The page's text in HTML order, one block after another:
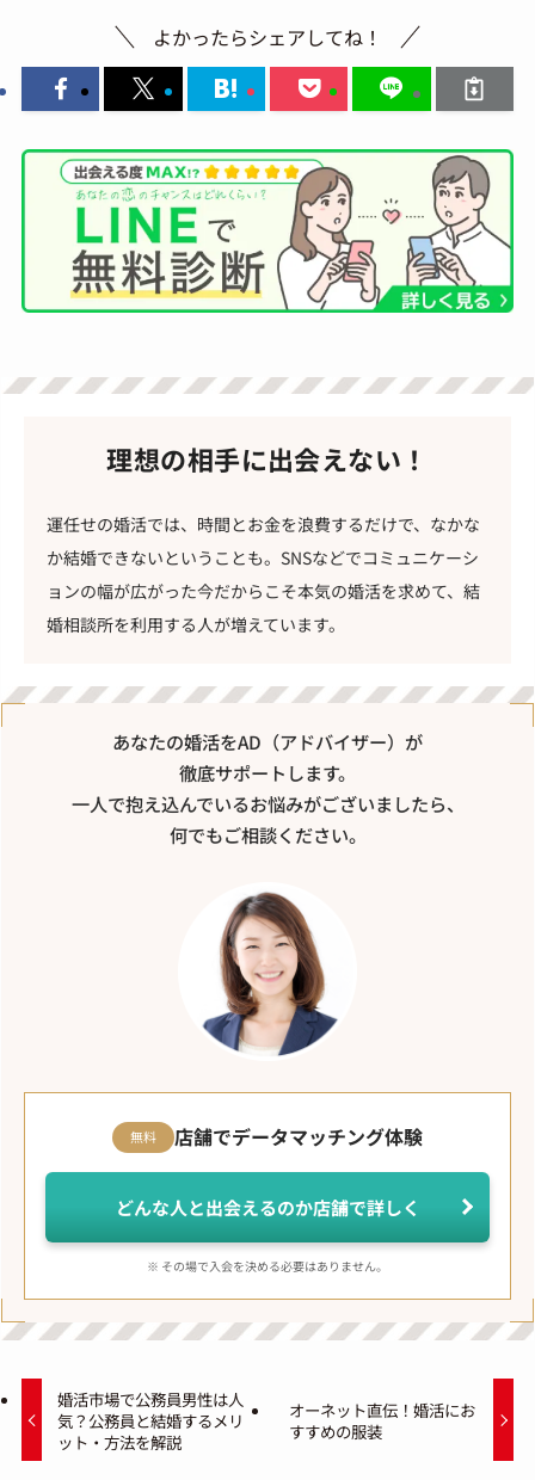
よかったらシェアしてね！
理想の相手に出会えない！
運任せの婚活では、時間とお金を浪費するだけで、なかな
か結婚できないということも。SNSなどでコミュニケーシ
ョンの幅が広がった今だからこそ本気の婚活を求めて、結
婚相談所を利用する人が増えています。
あなたの婚活をAD（アドバイザー）が
徹底サポートします。
一人で抱え込んでいるお悩みがございましたら、
何でもご相談ください。
無料 店舗でデータマッチング体験
どんな人と出会えるのか店舗で詳しく
※ その場で入会を決める必要はありません。
婚活市場で公務員男性は人
気？公務員と結婚するメリ
ット・方法を解説
オーネット直伝！婚活にお
すすめの服装